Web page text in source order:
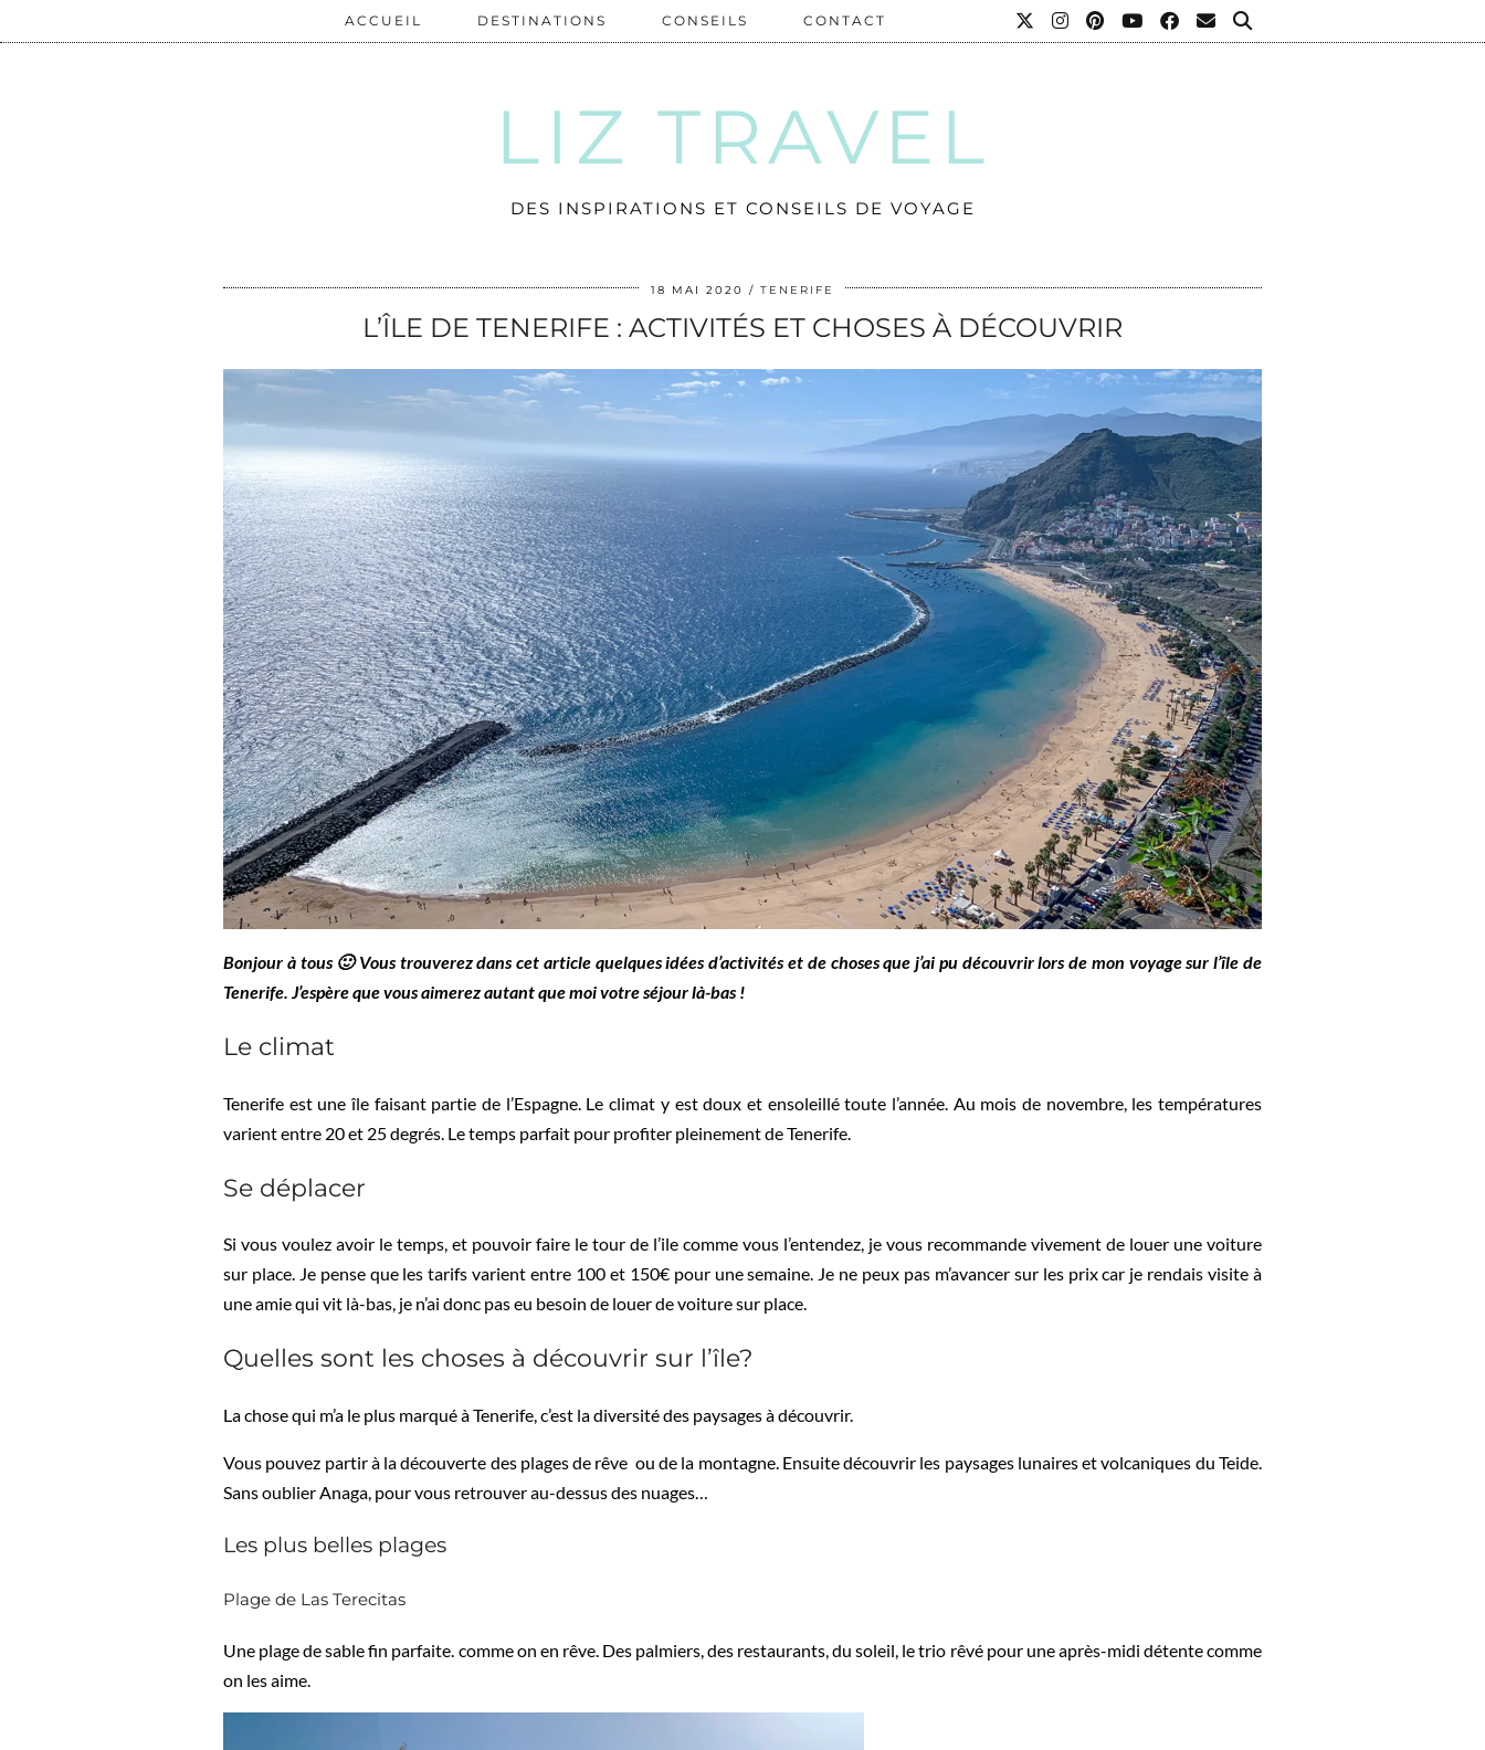
LIZ TRAVEL
DES INSPIRATIONS ET CONSEILS DE VOYAGE
ACCUEIL DESTINATIONS CONSEILS CONTACT
18 MAI 2020 TENERIFE
L’ÎLE DE TENERIFE : ACTIVITÉS ET CHOSES À DÉCOUVRIR
Bonjour à tous 🙂 Vous trouverez dans cet article quelques idées d’activités et de choses que j’ai pu découvrir lors de mon voyage sur l’île de
Tenerife. J’espère que vous aimerez autant que moi votre séjour là-bas !
Le climat
Tenerife est une île faisant partie de l’Espagne. Le climat y est doux et ensoleillé toute l’année. Au mois de novembre, les températures
varient entre 20 et 25 degrés. Le temps parfait pour profiter pleinement de Tenerife.
Se déplacer
Si vous voulez avoir le temps, et pouvoir faire le tour de l’ile comme vous l’entendez, je vous recommande vivement de louer une voiture
sur place. Je pense que les tarifs varient entre 100 et 150€ pour une semaine. Je ne peux pas m’avancer sur les prix car je rendais visite à
une amie qui vit là-bas, je n’ai donc pas eu besoin de louer de voiture sur place.
Quelles sont les choses à découvrir sur l’île?
La chose qui m’a le plus marqué à Tenerife, c’est la diversité des paysages à découvrir.
Vous pouvez partir à la découverte des plages de rêve ou de la montagne. Ensuite découvrir les paysages lunaires et volcaniques du Teide.
Sans oublier Anaga, pour vous retrouver au-dessus des nuages…
Les plus belles plages
Plage de Las Terecitas
Une plage de sable fin parfaite. comme on en rêve. Des palmiers, des restaurants, du soleil, le trio rêvé pour une après-midi détente comme
on les aime.